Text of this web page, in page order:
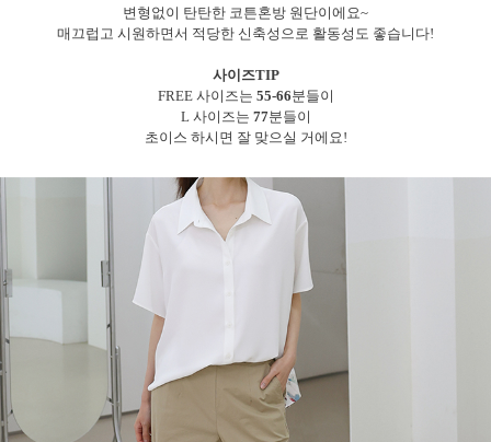
변형없이 탄탄한 코튼혼방 원단이에요~
매끄럽고 시원하면서 적당한 신축성으로 활동성도 좋습니다!
사이즈TIP
FREE 사이즈는 55-66분들이
L 사이즈는 77분들이
초이스 하시면 잘 맞으실 거에요!